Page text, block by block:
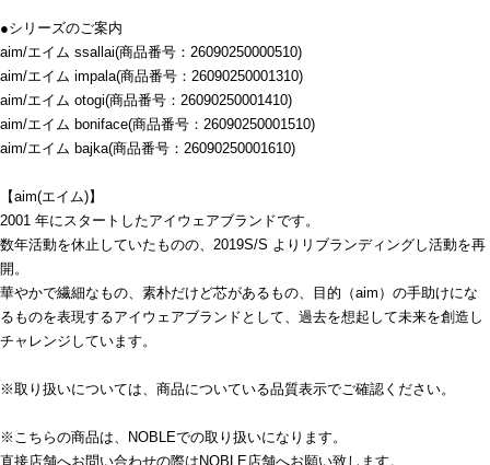
●シリーズのご案内
aim/エイム ssallai(商品番号：26090250000510)
aim/エイム impala(商品番号：26090250001310)
aim/エイム otogi(商品番号：26090250001410)
aim/エイム boniface(商品番号：26090250001510)
aim/エイム bajka(商品番号：26090250001610)
【aim(エイム)】
2001 年にスタートしたアイウェアブランドです。
数年活動を休止していたものの、2019S/S よりリブランディングし活動を再
開。
華やかで繊細なもの、素朴だけど芯があるもの、目的（aim）の手助けにな
るものを表現するアイウェアブランドとして、過去を想起して未来を創造し
チャレンジしています。
※取り扱いについては、商品についている品質表示でご確認ください。
※こちらの商品は、NOBLEでの取り扱いになります。
直接店舗へお問い合わせの際はNOBLE店舗へお願い致します。